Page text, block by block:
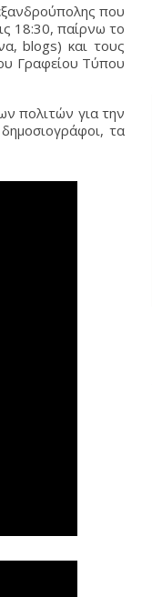
που
18:30, παίρνω το
blogs) και τους
Γραφείου Τύπου
πολιτών για την
τα